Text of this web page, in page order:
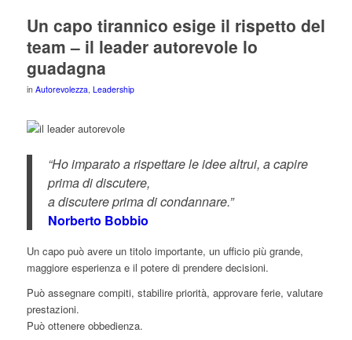
Un capo tirannico esige il rispetto del
team – il leader autorevole lo
guadagna
in Autorevolezza Leadership
“Ho imparato a rispettare le idee altrui, a capire
prima di discutere,
a discutere prima di condannare.”
Norberto Bobbio
Un capo può avere un titolo importante, un ufficio più grande,
maggiore esperienza e il potere di prendere decisioni.
Può assegnare compiti, stabilire priorità, approvare ferie, valutare
prestazioni.
Può ottenere obbedienza.